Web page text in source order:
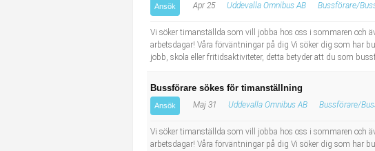
Ansök Apr 25 Uddevalla Omnibus AB Bussförare/
Vi söker timanställda som vill jobba hos oss i sommaren och
arbetsdagar! Våra förväntningar på dig Vi söker dig som har
jobb, skola eller fritidsaktiviteter, detta betyder att du som
Bussförare sökes för timanställning
Ansök Maj 31 Uddevalla Omnibus AB Bussförare/
Vi söker timanställda som vill jobba hos oss i sommaren och
arbetsdagar! Våra förväntningar på dig Vi söker dig som har